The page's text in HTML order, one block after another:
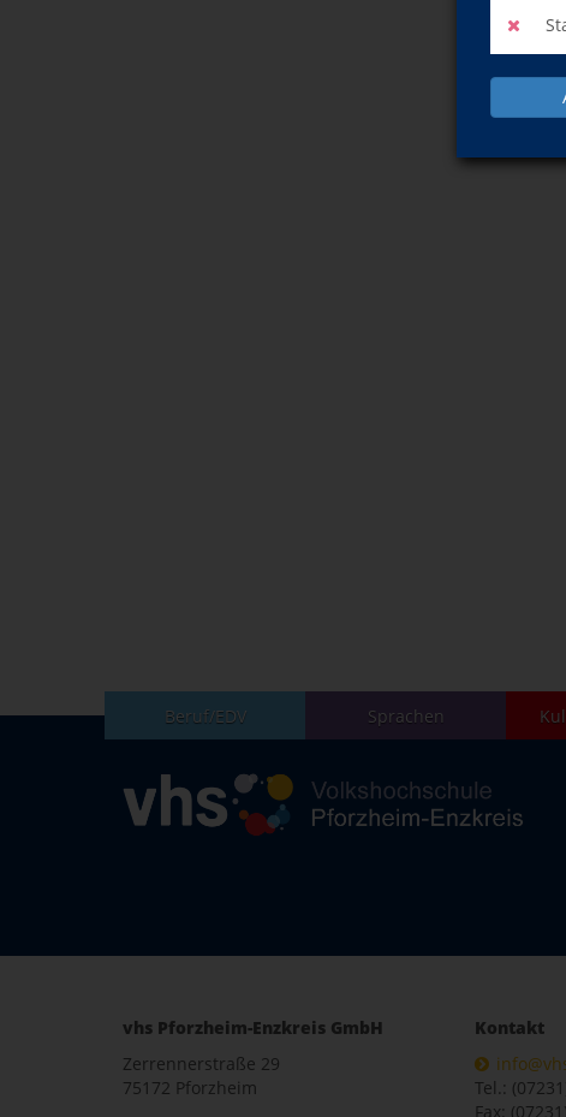
Beruf/EDV Sprachen
vhs Pforzheim-Enzkreis GmbH
Zerrennerstraße 29
75172 Pforzheim
Kontakt
Tel.:
Fax: